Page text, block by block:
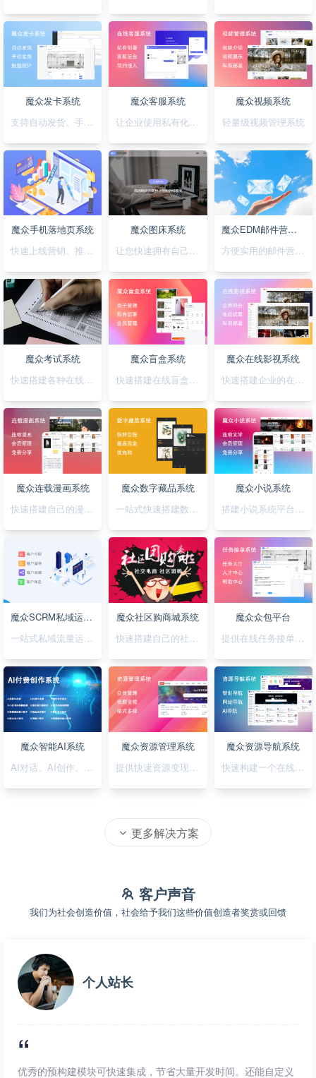
魔众发卡系统
魔众客服系统
魔众视频系统
轻量级视频管理系统
魔众手机落地页系统
快速上线营销、推广落地页，可视化拖拽创，支持手机H5/微信小程序/抖音小程序
魔众图床系统
让您快速拥有自己私有化的图床系统
魔众EDM邮件营销系统
方便实用的邮件营销系统
魔众考试系统
快速搭建各种在线考试系统
魔众盲盒系统
快速搭建在线盲盒系统
魔众在线影视系统
快速搭建企业的在线影视系统
魔众连载漫画系统
快速搭建自己的漫画连载系统
魔众数字藏品系统
一站式快速搭建数字藏品平台
魔众小说系统
搭建小说系统平台，正版小说渠道合作
魔众SCRM私域运营系统
一站式私域流量运营平台
魔众社区购商城系统
快速搭建自己的社区购物网站
魔众众包平台
提供在线任务接单平台系统
魔众智能AI系统
AI对话、AI创作、AI绘画
魔众资源管理系统
提供快速资源变现的在线系统
魔众资源导航系统
快速构建一个在线资源导航系统
更多解决方案
客户声音
我们为社会创造价值，社会给予我们这些价值创造者奖赏或回馈
个人站长
优秀的预构建模块可快速集成，节省大量开发时间。还能自定义